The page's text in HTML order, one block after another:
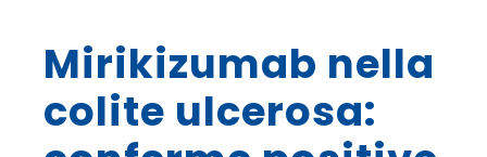
Mirikizumab nella
colite ulcerosa: